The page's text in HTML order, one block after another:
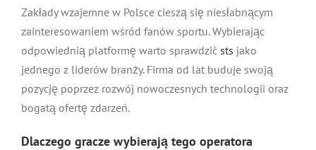
Zakłady wzajemne w Polsce cieszą się niesłabnącym
zainteresowaniem wśród fanów sportu. Wybierając
odpowiednią platformę warto sprawdzić sts jako
jednego z liderów branży. Firma od lat buduje swoją
pozycję poprzez rozwój nowoczesnych technologii oraz
bogatą ofertę zdarzeń.
Dlaczego gracze wybierają tego operatora